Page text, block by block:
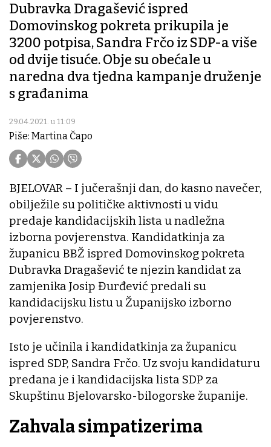
Dubravka Dragašević ispred
Domovinskog pokreta prikupila je
3200 potpisa, Sandra Frčo iz SDP-a više
od dvije tisuće. Obje su obećale u
naredna dva tjedna kampanje druženje
s građanima
29.04.2021. u 11:09
Piše: Martina Čapo
BJELOVAR – I jučerašnji dan, do kasno navečer,
obilježile su političke aktivnosti u vidu
predaje kandidacijskih lista u nadležna
izborna povjerenstva. Kandidatkinja za
županicu BBŽ ispred Domovinskog pokreta
Dubravka Dragašević te njezin kandidat za
zamjenika Josip Đurđević predali su
kandidacijsku listu u Županijsko izborno
povjerenstvo.
Isto je učinila i kandidatkinja za županicu
ispred SDP, Sandra Frčo. Uz svoju kandidaturu
predana je i kandidacijska lista SDP za
Skupštinu Bjelovarsko-bilogorske županije.
Zahvala simpatizerima